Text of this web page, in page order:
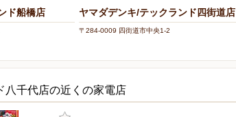
ド船橋店 ヤマダデンキ/テックランド四街道店
〒284-0009 四街道市中央1-2
八千代店の近くの家電店